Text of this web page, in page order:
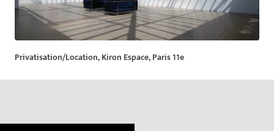
Privatisation/Location, Kiron Espace, Paris 11e